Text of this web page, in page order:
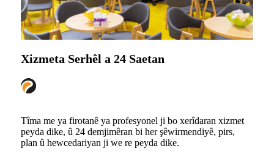
Xizmeta Serhêl a 24 Saetan
Tîma me ya firotanê ya profesyonel ji bo xerîdaran xizmet
peyda dike, û 24 demjimêran bi her şêwirmendiyê, pirs,
plan û hewcedariyan ji we re peyda dike.